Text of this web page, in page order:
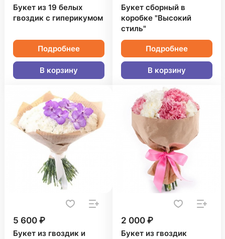
Букет из 19 белых
гвоздик с гиперикумом
Подробнее
В корзину
Букет сборный в
коробке "Высокий
стиль"
Подробнее
В корзину
5 600 ₽
Букет из гвоздик и
2 000 ₽
Букет из гвоздик